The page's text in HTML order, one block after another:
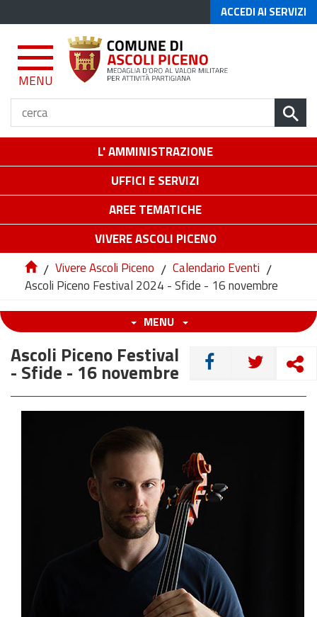
ACCEDI AI SERVIZI
MENU
L' AMMINISTRAZIONE
UFFICI E SERVIZI
AREE TEMATICHE
VIVERE ASCOLI PICENO
/ Vivere Ascoli Piceno / Calendario Eventi /
Ascoli Piceno Festival 2024 - Sfide - 16 novembre
MENU
CONDIVIDI
Ascoli Piceno Festival
- Sfide - 16 novembre